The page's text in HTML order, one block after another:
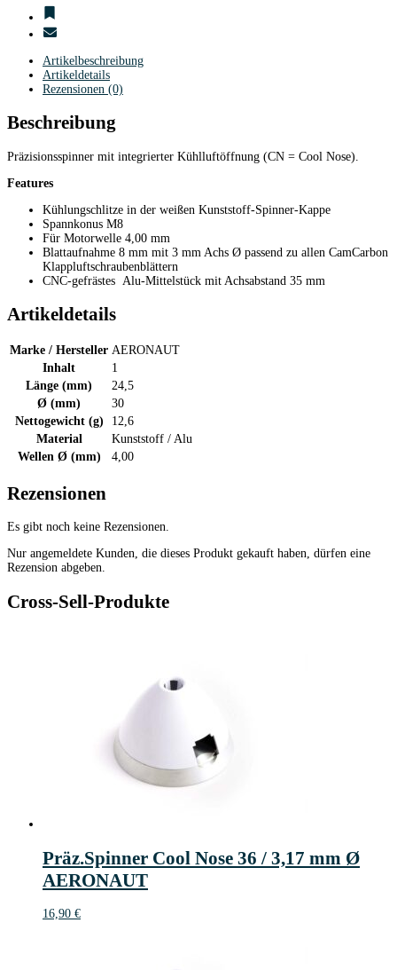
Artikelbeschreibung
Artikeldetails
Rezensionen (0)
Beschreibung
Präzisionsspinner mit integrierter Kühlluftöffnung (CN = Cool Nose).
Features
Kühlungschlitze in der weißen Kunststoff-Spinner-Kappe
Spannkonus M8
Für Motorwelle 4,00 mm
Blattaufnahme 8 mm mit 3 mm Achs Ø passend zu allen CamCarbon
Klappluftschraubenblättern
CNC-gefrästes Alu-Mittelstück mit Achsabstand 35 mm
Artikeldetails
Marke / Hersteller AERONAUT
Inhalt
1
Länge (mm)
24,5
Ø (mm)
30
Nettogewicht (g)
12,6
Material
Kunststoff / Alu
Wellen Ø (mm)
4,00
Rezensionen
Es gibt noch keine Rezensionen.
Nur angemeldete Kunden, die dieses Produkt gekauft haben, dürfen eine
Rezension abgeben.
Cross-Sell-Produkte
Präz.Spinner Cool Nose 36 / 3,17 mm Ø
AERONAUT
16,90 €